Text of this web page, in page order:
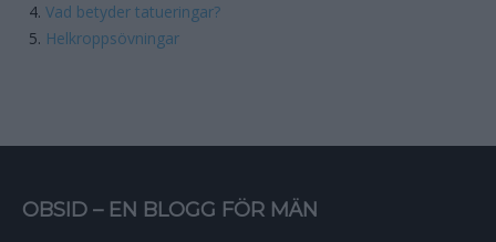
Vad betyder tatueringar?
Helkroppsövningar
OBSID – EN BLOGG FÖR MÄN